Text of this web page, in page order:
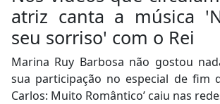
atriz canta a música
seu sorriso' com o Rei
Marina Ruy Barbosa não gostou
sua participação no especial de fim
Carlos: Muito Romântico’ caiu nas